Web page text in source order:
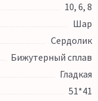
10, 6, 8
Шар
Сердолик
Бижутерный сплав
Гладкая
51*41